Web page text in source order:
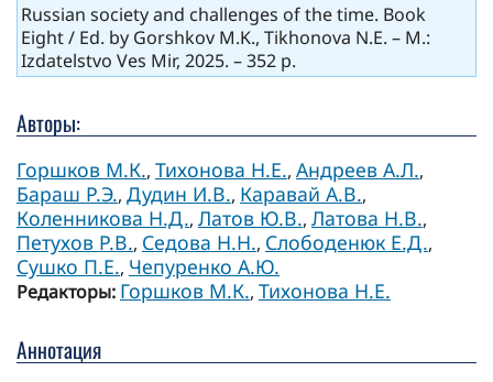
Russian society and challenges of the time. Book
Eight / Ed. by Gorshkov M.K., Tikhonova N.E. – M.:
Izdatelstvo Ves Mir, 2025. – 352 p.
Авторы:
Горшков М.К., Тихонова Н.Е., Андреев А.Л.,
Бараш Р.Э., Дудин И.В., Каравай А.В.,
Коленникова Н.Д., Латов Ю.В., Латова Н.В.,
Петухов Р.В., Седова Н.Н., Слободенюк Е.Д.,
Сушко П.Е., Чепуренко А.Ю.
Редакторы: Горшков М.К., Тихонова Н.Е.
Аннотация